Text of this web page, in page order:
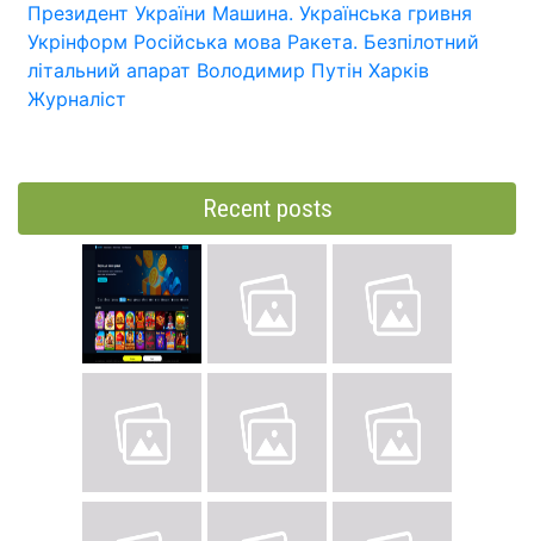
Президент України Машина. Українська гривня
Укрінформ Російська мова Ракета. Безпілотний
літальний апарат Володимир Путін Харків
Журналіст
Recent posts